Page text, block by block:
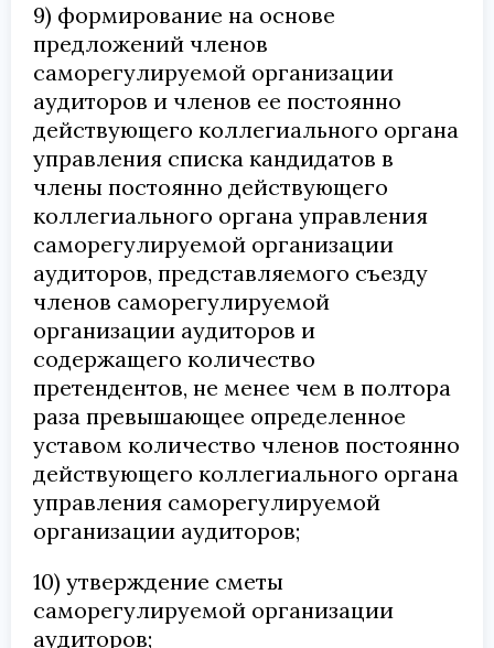
9) формирование на основе
предложений членов
саморегулируемой организации
аудиторов и членов ее постоянно
действующего коллегиального органа
управления списка кандидатов в
члены постоянно действующего
коллегиального органа управления
саморегулируемой организации
аудиторов, представляемого съезду
членов саморегулируемой
организации аудиторов и
содержащего количество
претендентов, не менее чем в полтора
раза превышающее определенное
уставом количество членов постоянно
действующего коллегиального органа
управления саморегулируемой
организации аудиторов;
10) утверждение сметы
саморегулируемой организации
аудиторов;